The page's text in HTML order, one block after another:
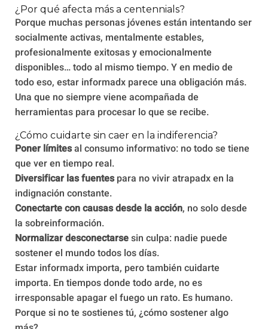
¿Por qué afecta más a centennials?
Porque muchas personas jóvenes están intentando ser
socialmente activas, mentalmente estables,
profesionalmente exitosas y emocionalmente
disponibles… todo al mismo tiempo. Y en medio de
todo eso, estar informadx parece una obligación más.
Una que no siempre viene acompañada de
herramientas para procesar lo que se recibe.
¿Cómo cuidarte sin caer en la indiferencia?
Poner límitesal consumo informativo: no todo se tiene
que ver en tiempo real.
Diversificar las fuentespara no vivir atrapadx en la
indignación constante.
Conectarte con causas desde la acción, no solo desde
la sobreinformación.
Normalizar desconectarsesin culpa: nadie puede
sostener el mundo todos los días.
Estar informadx importa, pero también cuidarte
importa. En tiempos donde todo arde, no es
irresponsable apagar el fuego un rato. Es humano.
Porque si no te sostienes tú, ¿cómo sostener algo